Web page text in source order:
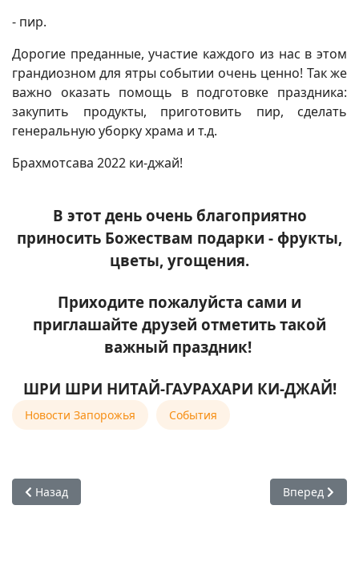
- пир.
Дорогие преданные, участие каждого из нас в этом
грандиозном для ятры событии очень ценно! Так же
важно оказать помощь в подготовке праздника:
закупить продукты, приготовить пир, сделать
генеральную уборку храма и т.д.
Брахмотсава 2022 ки-джай!
В этот день очень благоприятно
приносить Божествам подарки - фрукты,
цветы, угощения.
Приходите пожалуйста сами и
приглашайте друзей отметить такой
важный праздник!
ШРИ ШРИ НИТАЙ-ГАУРАХАРИ КИ-ДЖАЙ!
Новости Запорожья События
Предыдущий: 31 августа 2023 — Празднование
Назад Следующий:
Вперед